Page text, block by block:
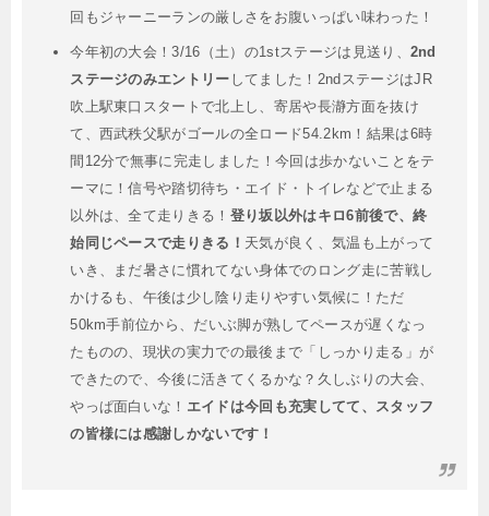
回もジャーニーランの厳しさをお腹いっぱい味わった！
今年初の大会！3/16（土）の1stステージは見送り、 2nd
ステージのみエントリー してました！2ndステージはJR
吹上駅東口スタートで北上し、寄居や長瀞方面を抜け
て、西武秩父駅がゴールの全ロード54.2km！結果は6時
間12分で無事に完走しました！今回は歩かないことをテ
ーマに！信号や踏切待ち・エイド・トイレなどで止まる
以外は、全て走りきる！ 登り坂以外はキロ6前後で、終
始同じペースで走りきる！ 天気が良く、気温も上がって
いき、まだ暑さに慣れてない身体でのロング走に苦戦し
かけるも、午後は少し陰り走りやすい気候に！ただ
50km手前位から、だいぶ脚が熟してペースが遅くなっ
たものの、現状の実力での最後まで「しっかり走る」が
できたので、今後に活きてくるかな？久しぶりの大会、
やっぱ面白いな！ エイドは今回も充実してて、スタッフ
の皆様には感謝しかないです！